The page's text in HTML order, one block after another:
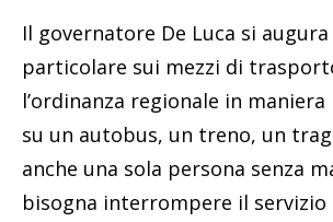
Il governatore De Luca si
particolare sui mezzi di
l’ordinanza regionale in maniera
su un autobus, un treno, un
anche una sola persona senza
bisogna interrompere il servizio